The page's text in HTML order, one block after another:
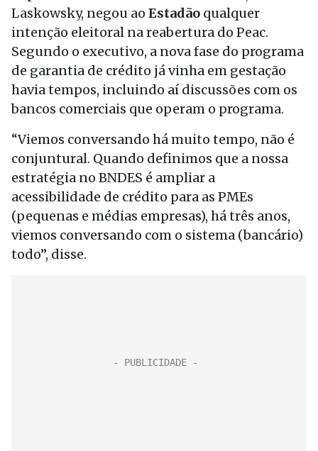
Laskowsky, negou ao Estadão qualquer
intenção eleitoral na reabertura do Peac.
Segundo o executivo, a nova fase do programa
de garantia de crédito já vinha em gestação
havia tempos, incluindo aí discussões com os
bancos comerciais que operam o programa.
“Viemos conversando há muito tempo, não é
conjuntural. Quando definimos que a nossa
estratégia no BNDES é ampliar a
acessibilidade de crédito para as PMEs
(pequenas e médias empresas), há três anos,
viemos conversando com o sistema (bancário)
todo”, disse.